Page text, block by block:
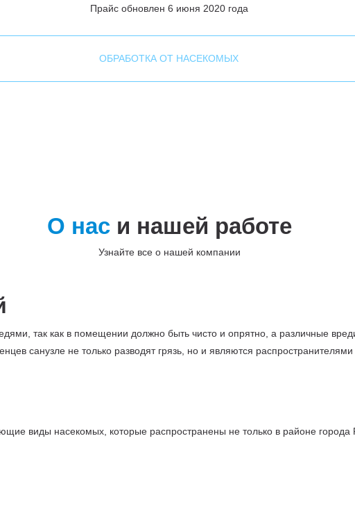
Прайс обновлен 6 июня 2020 года
ОБРАБОТКА ОТ НАСЕКОМЫХ
О наси нашей работе
Узнайте все о нашей компании
так как в помещении должно быть чисто и опрятно, а различные
санузле не только разводят грязь, но и являются
виды насекомых, которые распространены не только в районе города